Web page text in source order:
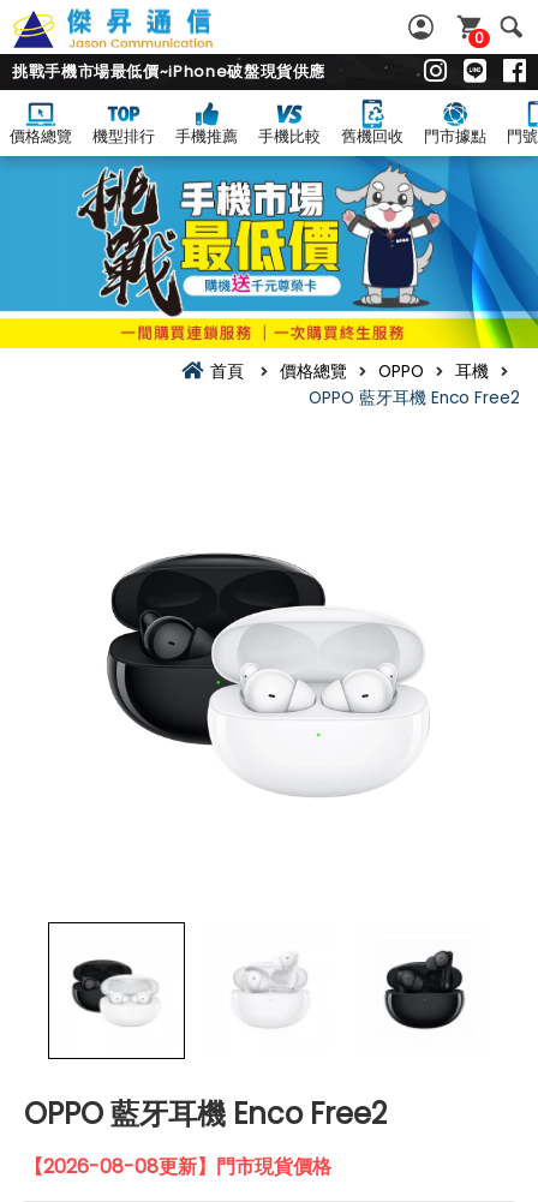
0
挑戰手機市場最低價~iPhone破盤現貨供應
價格總覽 機型排行 手機推薦 手機比較 舊機回收 門市據點 門
首頁 價格總覽 OPPO
耳機
OPPO 藍牙耳機 Enco Free2
OPPO 藍牙耳機 Enco Free2
【2026-08-08更新】門市現貨價格